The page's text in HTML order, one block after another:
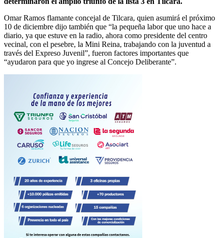
Omar Ramos flamante concejal de Tilcara, quien asumirá el próximo
10 de diciembre dijo también que “la pequeña labor que uno hace a
diario, ya que estuve en la radio, ahora como presidente del centro
vecinal, con el pesebre, la Mini Reina, trabajando con la juventud a
través del Expreso Juvenil”, fueron factores importantes que
“ayudaron para que yo ingrese al Concejo Deliberante”.